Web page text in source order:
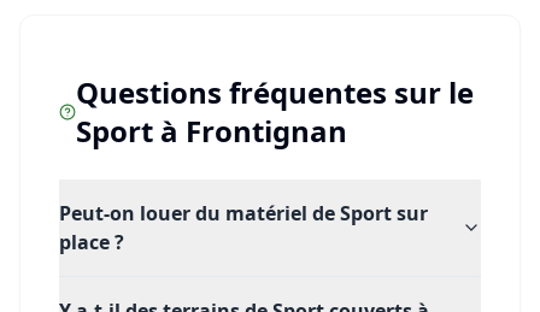
Questions fréquentes sur le
Sport à Frontignan
Peut-on louer du matériel de Sport sur
place ?